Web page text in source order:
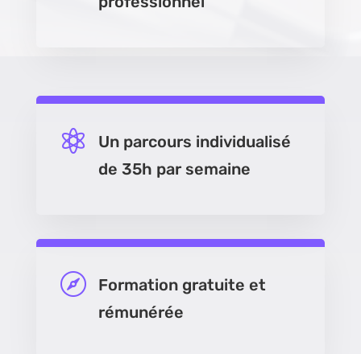

Un parcours individualisé
de 35h par semaine

Formation gratuite et
rémunérée